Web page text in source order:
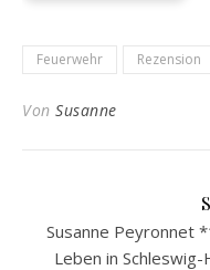
Feuerwehr Rezension
Von Susanne
Susanne Peyronnet
Leben in